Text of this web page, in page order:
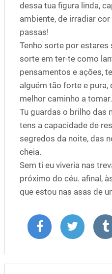
dessa tua figura linda,
ambiente, de irradiar
passas!
Tenho sorte por
sorte em ter-te como
pensamentos e ações,
alguém tão forte e pura,
melhor caminho a tomar.
Tu guardas o brilho das
tens a capacidade de
segredos da noite, das
cheia.
Sem ti eu viveria nas
próximo do céu. afinal,
que estou nas asas de